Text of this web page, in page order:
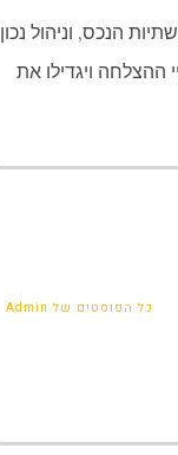
הנכס, וניהול נכון
ההצלחה ויגדילו את
כל הפוסטים של Admin